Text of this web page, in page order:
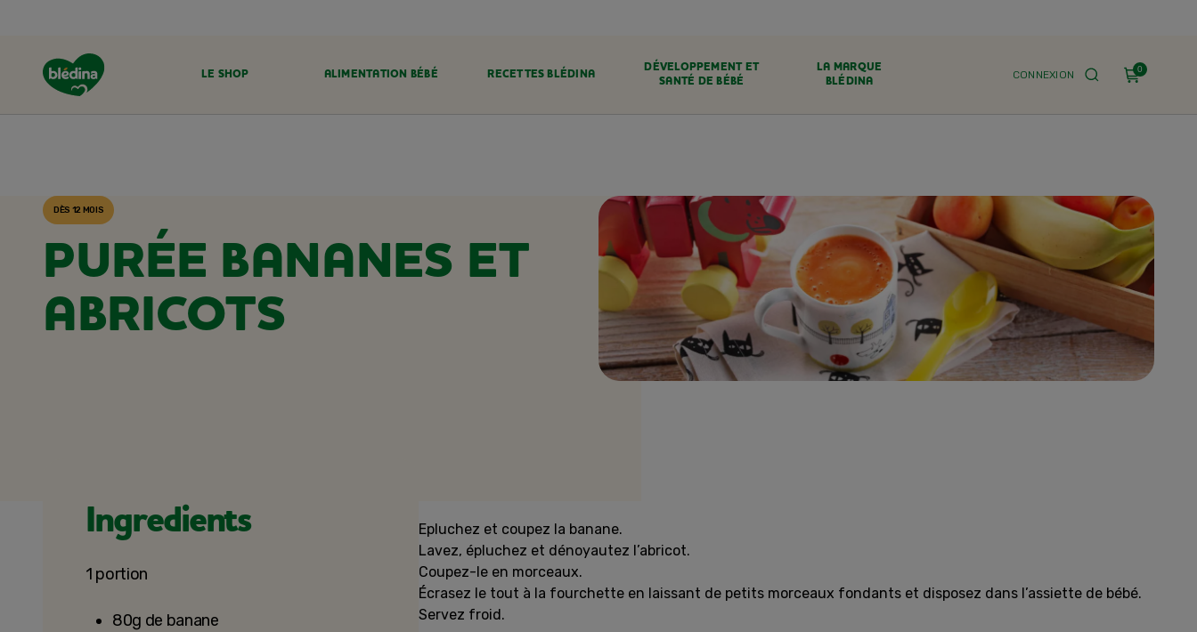
CONNEXION 0
LE SHOP ALIMENTATION BÉBÉ RECETTES BLÉDINA
DÉVELOPPEMENT ET
SANTÉ DE BÉBÉ
LA MARQUE
BLÉDINA
RECETTES BLÉDINA
DÈS 12 MOIS
PURÉE BANANES ET
ABRICOTS
Ingredients
1 portion
80g de banane
Epluchez et coupez la banane.
Lavez, épluchez et dénoyautez l’abricot.
Coupez-le en morceaux.
Écrasez le tout à la fourchette en laissant de petits morceaux fondants et disposez dans l’assiette de bébé.
Servez froid.